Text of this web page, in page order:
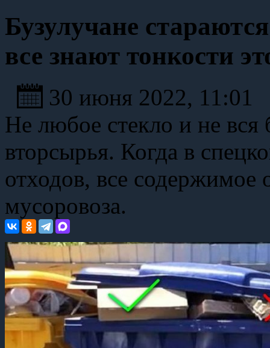
Бузулучане
все знают тонкости
30 июня 2022, 11:01
Не любое стекло и не вся
вторсырья. Когда в
отходов, все содержимое
мусоровоза.